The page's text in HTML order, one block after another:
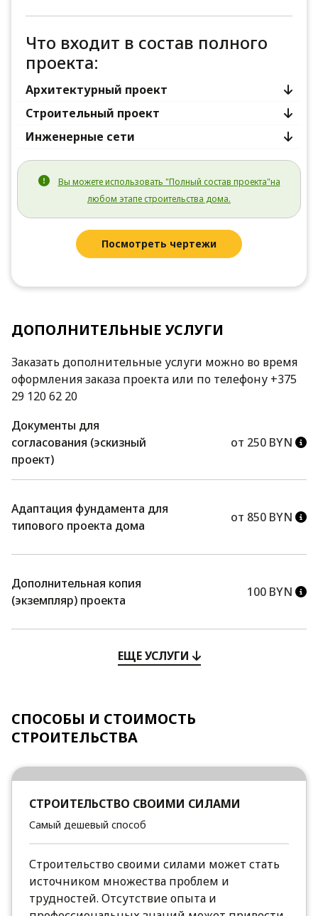
Что входит в состав полного
проекта:
Архитектурный проект
Строительный проект
Инженерные сети
Вы можете использовать "Полный состав проекта"на
любом этапе строительства дома.
Посмотреть чертежи
ДОПОЛНИТЕЛЬНЫЕ УСЛУГИ
Заказать дополнительные услуги можно во время
оформления заказа проекта или по телефону +375
29 120 62 20
Документы для
согласования (эскизный
проект)
от 250 BYN
Адаптация фундамента для
типового проекта дома
от 850 BYN
Дополнительная копия
(экземпляр) проекта
100 BYN
ЕЩЕ УСЛУГИ
СПОСОБЫ И СТОИМОСТЬ
СТРОИТЕЛЬСТВА
СТРОИТЕЛЬСТВО СВОИМИ СИЛАМИ
Самый дешевый способ
Строительство своими силами может стать
источником множества проблем и
трудностей. Отсутствие опыта и